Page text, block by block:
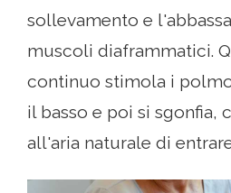
sollevamento e
muscoli diaframmatici.
continuo stimola i
il basso e poi si sgonfia,
all'aria naturale di